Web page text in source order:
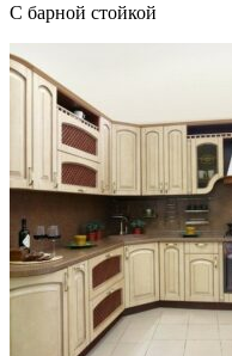
С барной стойкой